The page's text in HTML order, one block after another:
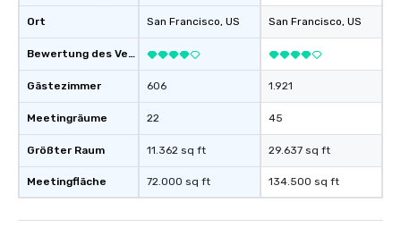
Ort
Bewertung des Veranstaltungsortes
Gästezimmer
Meetingräume
Größter Raum
Meetingfläche
San Francisco, US
606
22
11.362 sq ft
72.000 sq ft
San Francisco, US
1.921
45
29.637 sq ft
134.500 sq ft